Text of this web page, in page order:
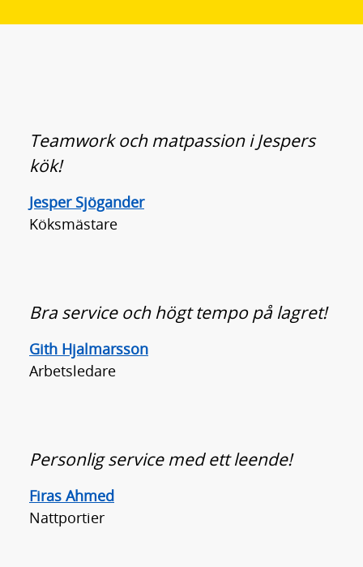
Teamwork och matpassion i Jespers
kök!
Jesper Sjögander
Köksmästare
Bra service och högt tempo på lagret!
Gith Hjalmarsson
Arbetsledare
Personlig service med ett leende!
Firas Ahmed
Nattportier